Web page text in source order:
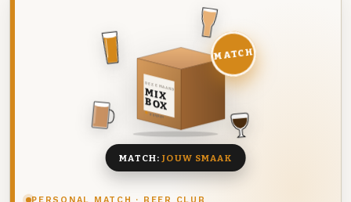
DEZE MAAND
MIX
BOX
8 BIEREN
MATCH
MATCH:JOUW SMAAK